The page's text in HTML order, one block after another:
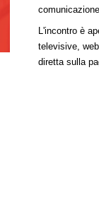
L'incontro è
televisive,
diretta sulla